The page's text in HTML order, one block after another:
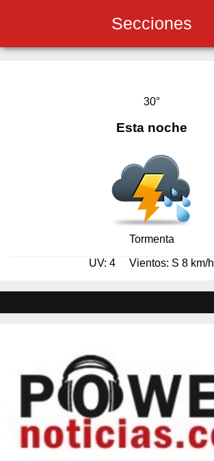
Secciones
30°
Esta noche
Tormenta
UV: 4 Vientos: S 8 km/h